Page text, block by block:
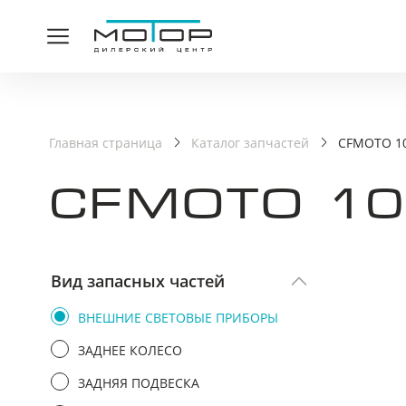
Главная страница Каталог запчастей CFMOTO
CFMOTO
Вид запасных частей
ВНЕШНИЕ СВЕТОВЫЕ ПРИБОРЫ
ЗАДНЕЕ КОЛЕСО
ЗАДНЯЯ ПОДВЕСКА
Ваша заявка принята,